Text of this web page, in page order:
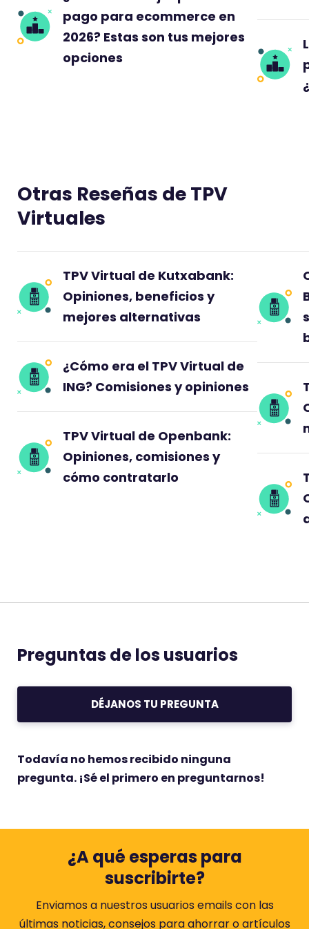
a
p
u
ó
n
d
pago para ecommerce en
2026? Estas son tus mejores
opciones
Otras Reseñas de TPV
Virtuales
TPV Virtual de Kutxabank:
Opiniones, beneficios y
mejores alternativas
¿Cómo era el TPV Virtual de
ING? Comisiones y opiniones
TPV Virtual de Openbank:
Opiniones, comisiones y
cómo contratarlo
Preguntas de los usuarios
DÉJANOS TU PREGUNTA
Todavía no hemos recibido ninguna
pregunta. ¡Sé el primero en preguntarnos!
¿A qué esperas para
suscribirte?
Enviamos a nuestros usuarios emails con las
últimas noticias, consejos para ahorrar o artículos